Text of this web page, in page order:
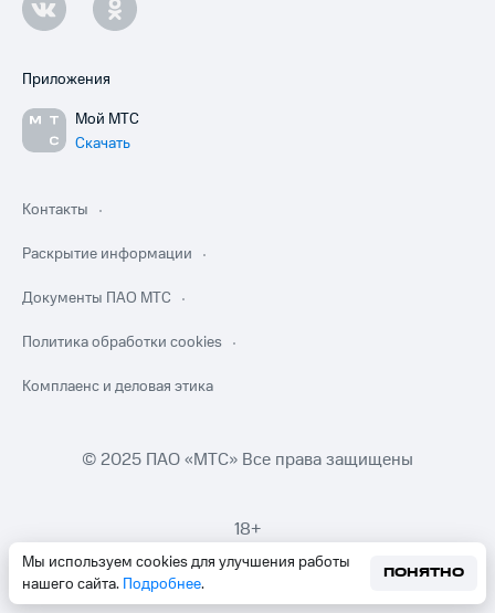
Мы используем cookies для улучшения работы
нашего сайта. Подробнее.
ПОНЯТНО
Приложения
Мой МТС
Скачать
Контакты
Раскрытие информации
Документы ПАО МТС
Политика обработки cookies
Комплаенс и деловая этика
© 2025 ПАО «МТС» Все права защищены
18+